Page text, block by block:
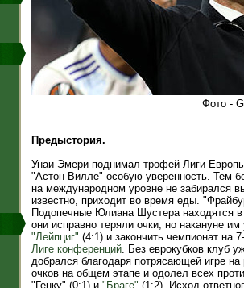
Фото -
Предыстория.
Унаи Эмери поднимал трофей Лиги
"Астон Вилле" особую уверенность. Тем
на международном уровне не забирался
известно, приходит во время еды.
Подопечные Юлиана Шустера находятся
они исправно теряли очки, но накануне
"Лейпциг" (4:1) и закончить чемпионат на
Лиге конференций. Без еврокубков клуб
добрался благодаря потрясающей игре
очков на общем этапе и одолел всех
"Генку" (0:1) и "Браге" (1:2). Исход